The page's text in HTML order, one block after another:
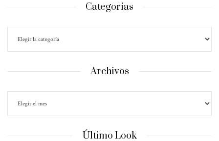
Categorías
Archivos
Último Look